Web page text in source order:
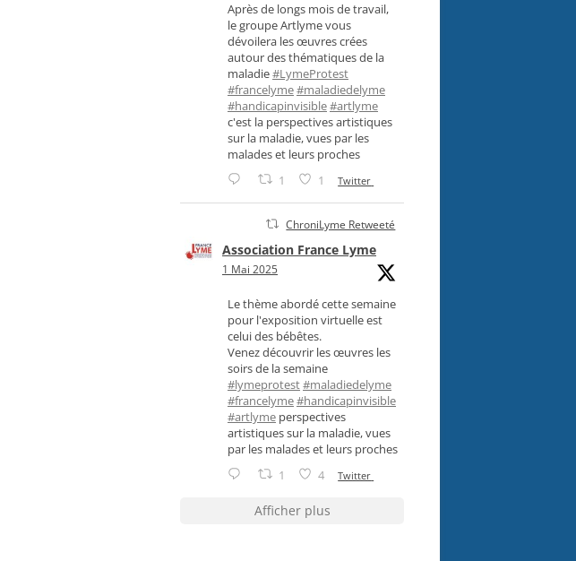
Après de longs mois de travail,
le groupe Artlyme vous
dévoilera les œuvres crées
autour des thématiques de la
maladie#LymeProtest
#francelyme#maladiedelyme
#handicapinvisible#artlyme
c'est la perspectives artistiques
sur la maladie, vues par les
malades et leurs proches
1 1 Twitter
ChroniLyme Retweeté
Association France Lyme
1 Mai 2025
Le thème abordé cette semaine
pour l'exposition virtuelle est
celui des bébêtes.
Venez découvrir les œuvres les
soirs de la semaine
#lymeprotest#maladiedelyme
#francelyme#handicapinvisible
#artlyme perspectives
artistiques sur la maladie, vues
par les malades et leurs proches
1 4 Twitter
Afficher plus